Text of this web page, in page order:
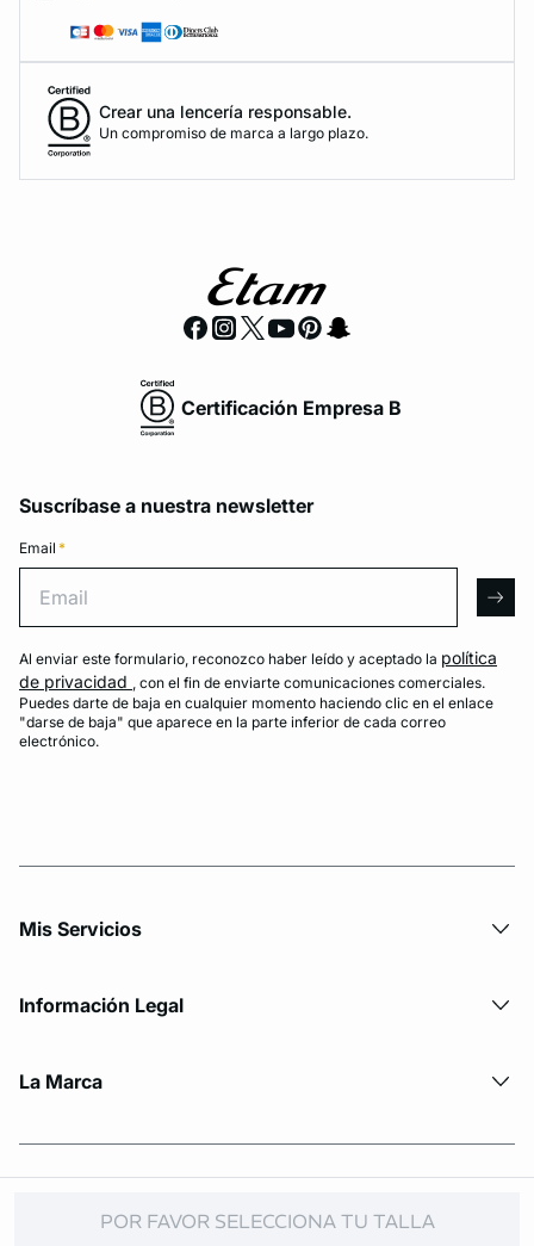
POR FAVOR SELECCIONA TU TALLA
Crear una lencería responsable.
Un compromiso de marca a largo plazo.
Certificación Empresa B
Suscríbase a nuestra newsletter
Email *
Al enviar este formulario, reconozco haber leído y aceptado la política
de privacidad , con el fin de enviarte comunicaciones comerciales.
Puedes darte de baja en cualquier momento haciendo clic en el enlace
"darse de baja" que aparece en la parte inferior de cada correo
electrónico.
Mis Servicios
Información Legal
La Marca